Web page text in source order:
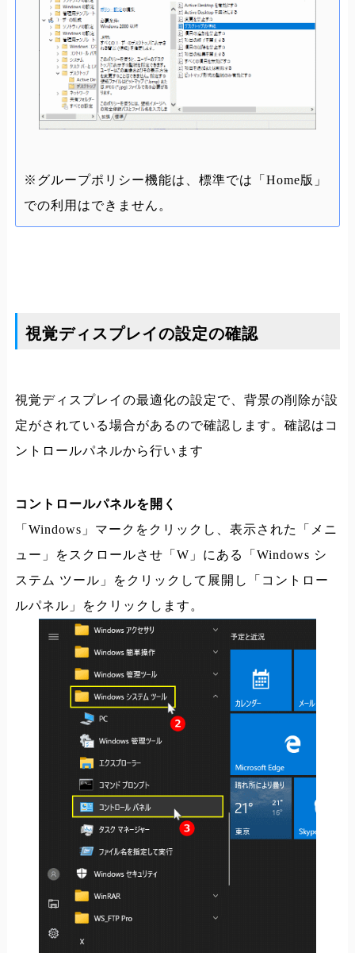
※グループポリシー機能は、標準では「Home版」
での利用はできません。
視覚ディスプレイの設定の確認
視覚ディスプレイの最適化の設定で、背景の削除が設
定がされている場合があるので確認します。確認はコ
ントロールパネルから行います
コントロールパネルを開く
「Windows」マークをクリックし、表示された「メニ
ュー」をスクロールさせ「W」にある「Windows シ
ステム ツール」をクリックして展開し「コントロー
ルパネル」をクリックします。